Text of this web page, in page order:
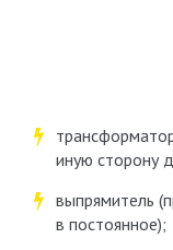
иную сторону
выпрямитель
в постоянное);